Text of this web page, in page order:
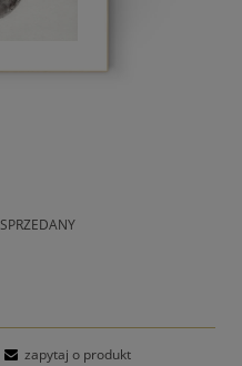
SPRZEDANY
zapytaj o produkt